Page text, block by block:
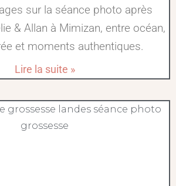
sur la séance photo après
& Allan à Mimizan, entre océan,
et moments authentiques.
Lire la suite »